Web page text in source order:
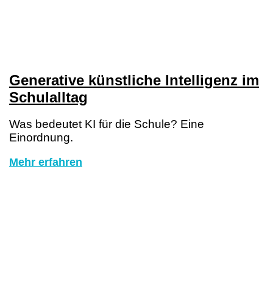
Generative künstliche Intelligenz im
Schulalltag
Was bedeutet KI für die Schule? Eine
Einordnung.
Mehr erfahren